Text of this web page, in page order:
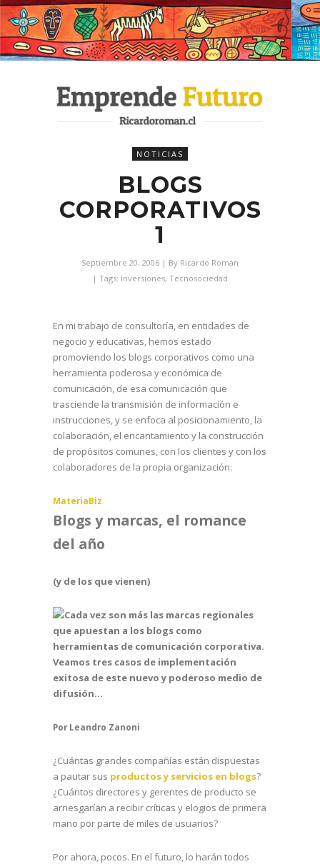
NOTICIAS
BLOGS
CORPORATIVOS
1
Septiembre 20, 2006 | By Ricardo Roman
| Tags: Inversiones, Tecnosociedad
En mi trabajo de consultoría, en entidades de
negocio y educativas, hemos estado
promoviendo los blogs corporativos como una
herramienta poderosa y económica de
comunicación, de esa comunicación que
trasciende la transmisión de información e
instrucciones, y se enfoca al posicionamiento, la
colaboración, el encantamiento y la construcción
de propósitos comunes, con los clientes y con los
colaboradores de la propia organización:
MateriaBiz
Blogs y marcas, el romance
del año
(y de los que vienen)
Cada vez son más las marcas regionales
que apuestan a los blogs como
herramientas de comunicación corporativa.
Veamos tres casos de implementación
exitosa de este nuevo y poderoso medio de
difusión…
Por Leandro Zanoni
¿Cuántas grandes compañías están dispuestas
a pautar sus productos y servicios en blogs?
¿Cuántos directores y gerentes de producto se
arriesgarían a recibir críticas y elogios de primera
mano por parte de miles de usuarios?
Por ahora, pocos. En el futuro, lo harán todos